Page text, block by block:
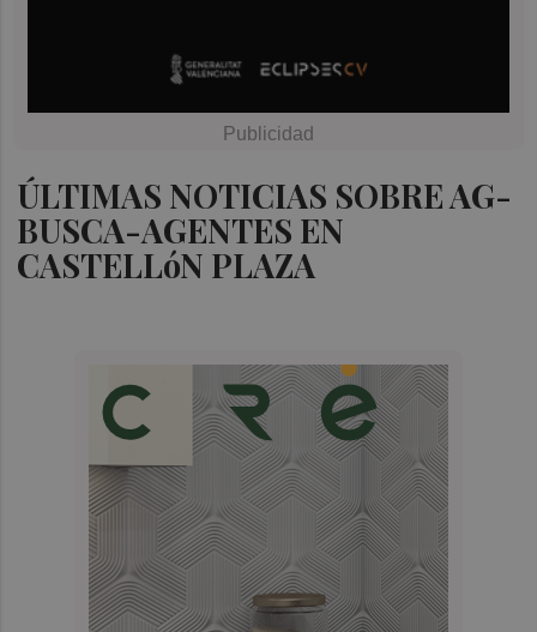
ÚLTIMAS NOTICIAS SOBRE AG-
BUSCA-AGENTES EN
CASTELLóN PLAZA